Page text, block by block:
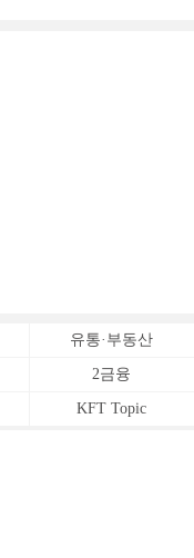
유통·부동산
2금융
KFT Topic